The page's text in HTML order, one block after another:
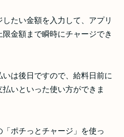
たい金額を入力して、アプリ
金額まで瞬時にチャージでき
は後日ですので、給料日前に
いといった使い方ができま
ポチっとチャージ」を使っ